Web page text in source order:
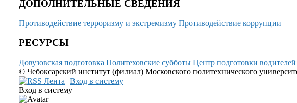
ДОПОЛНИТЕЛЬНЫЕ СВЕДЕНИЯ
Противодействие терроризму и экстремизму Противодействие коррупции
РЕСУРСЫ
Довузовская подготовка Политеховские субботы Центр подготовки
© Чебоксарский институт (филиал) Московского политехнического
Вход в систему
Вход в систему